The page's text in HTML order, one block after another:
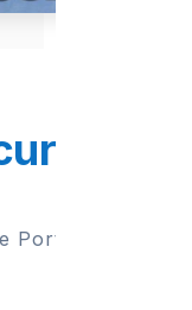
et
Portainer doit